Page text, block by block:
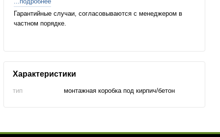
Гарантийные случаи, согласовываются с менеджером в
частном порядке.
Характеристики
тип монтажная коробка под кирпич/бетон